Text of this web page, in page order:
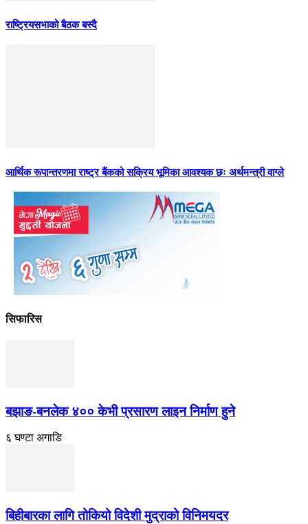
राष्ट्रियसभाको बैठक बस्दै
आर्थिक रूपान्तरणमा राष्ट्र बैंकको सक्रिय भूमिका आवश्यक छः अर्थमन्त्री वाग्ले
सिफारिस
बझाङ-बनलेक ४०० केभी प्रसारण लाइन निर्माण हुने
६ घण्टा अगाडि
बिहीबारका लागि तोकियो विदेशी मुद्राको विनिमयदर